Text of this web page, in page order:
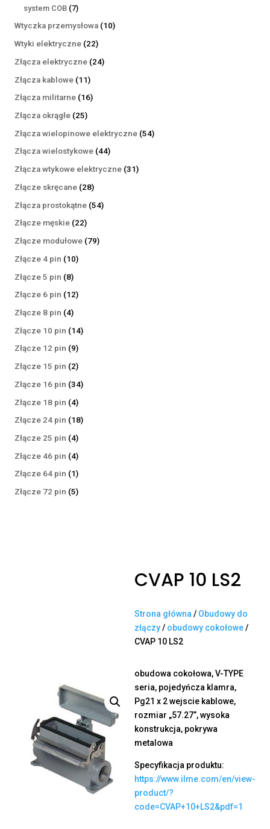
system COB 77
produktów
Wtyczka przemysłowa 1010
Wtyki elektryczne 2222
produkty
Złącza elektryczne 2424
Złącza kablowe 1111
produktów
Złącza militarne 1616
Złącza okrągłe 2525
produktów
Złącza wielopinowe elektryczne 5454
Złącza wielostykowe 4444
produkty
Złącza wtykowe elektryczne 3131
Złącze skręcane 2828
produktów
Złącza prostokątne 5454
Złącze męskie 2222
produkty
Złącze modułowe 7979
Złącze 4 pin 1010
Złącze 5 pin 88
produktów
Złącze 6 pin 1212
Złącze 8 pin 44
produkty
Złącze 10 pin 1414
Złącze 12 pin 99
produktów
Złącze 15 pin 22
produkty
Złącze 16 pin 3434
Złącze 18 pin 44
produkty
Złącze 24 pin 1818
Złącze 25 pin 44
produkty
Złącze 46 pin 44
produkty
Złącze 64 pin 11
produkt
Złącze 72 pin 55
CVAP 10 LS2
Strona główna / Obudowy do
złączy/ obudowy cokołowe/
CVAP 10 LS2
obudowa cokołowa, V-TYPE
seria, pojedyńcza klamra,
Pg21 x 2 wejscie kablowe,
rozmiar „57.27”, wysoka
konstrukcja, pokrywa
metalowa
Specyfikacja produktu:
https://www.ilme.com/en/view-
product/?
code=CVAP+10+LS2&pdf=1